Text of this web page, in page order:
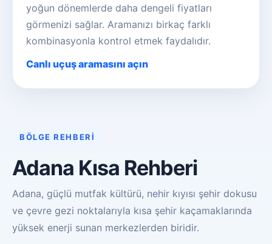
yoğun dönemlerde daha dengeli fiyatları
görmenizi sağlar. Aramanızı birkaç farklı
kombinasyonla kontrol etmek faydalıdır.
Canlı uçuş aramasını açın
BÖLGE REHBERI
Adana Kısa Rehberi
Adana, güçlü mutfak kültürü, nehir kıyısı şehir dokusu
ve çevre gezi noktalarıyla kısa şehir kaçamaklarında
yüksek enerji sunan merkezlerden biridir.